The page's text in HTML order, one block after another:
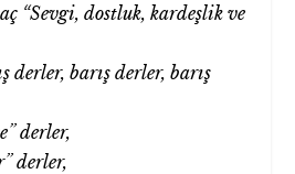
“Sevgi, dostluk, kardeşlik ve
derler, barış derler, barış
derler,
derler,